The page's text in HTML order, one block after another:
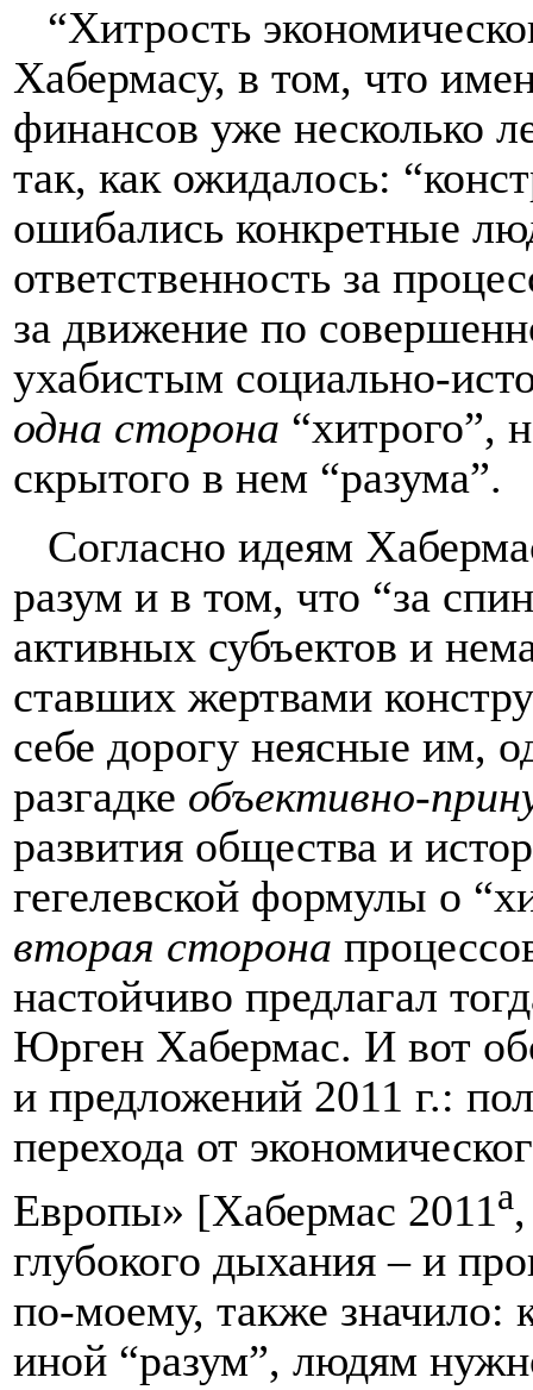
“Хитрость
Хабермасу, в том, что
финансов уже несколько
так, как ожидалось:
ошибались конкретные
ответственность за
за движение по
ухабистым социально-
одна сторона “хитрого”,
скрытого в нем “разума”.
Согласно идеям
разум и в том, что “за
активных субъектов и
ставших жертвами
себе дорогу неясные им,
разгадке объективно-
развития общества и
гегелевской формулы о
вторая сторона
настойчиво предлагал
Юрген Хабермас. И вот
и предложений 2011 г.:
перехода от
Европы» [Хабермас 2011а
глубокого дыхания – и
по-моему, также значило:
иной “разум”, людям